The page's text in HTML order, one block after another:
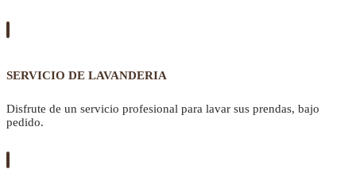
SERVICIO DE LAVANDERIA
Disfrute de un servicio profesional para lavar sus prendas, bajo
pedido.